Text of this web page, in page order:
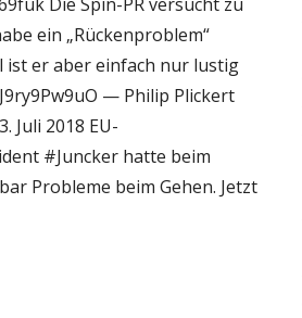
ein „Rückenproblem“
ist er aber einfach nur lustig
— Philip Plickert
Juli 2018 EU-
#Juncker hatte beim
Probleme beim Gehen. Jetzt